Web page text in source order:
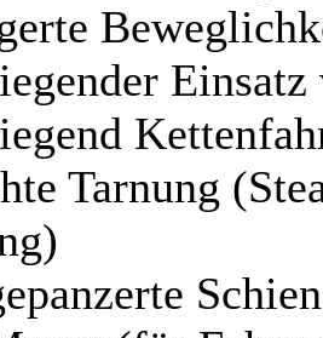
Tarnung